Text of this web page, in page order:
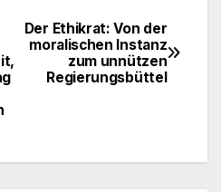
Der Ethikrat: Von der
moralischen Instanz
zum unnützen
Regierungsbüttel